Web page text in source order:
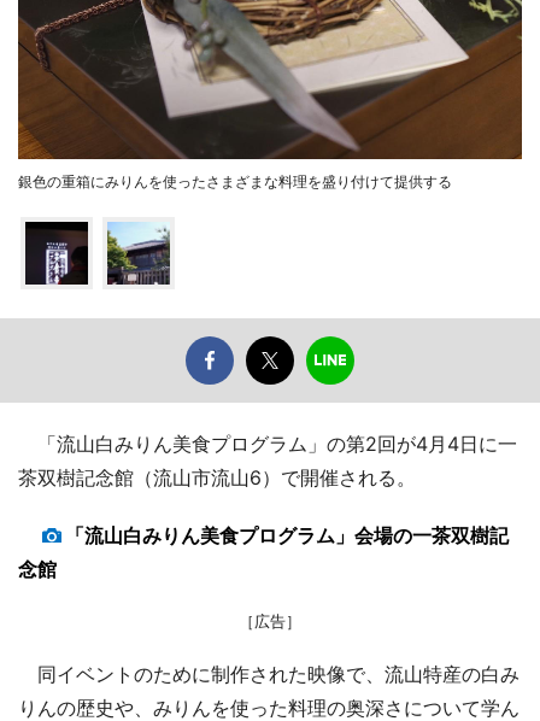
銀色の重箱にみりんを使ったさまざまな料理を盛り付けて提供する
「流山白みりん美食プログラム」の第2回が4月4日に一
茶双樹記念館（流山市流山6）で開催される。
「流山白みりん美食プログラム」会場の一茶双樹記
念館
［広告］
同イベントのために制作された映像で、流山特産の白み
りんの歴史や、みりんを使った料理の奥深さについて学ん